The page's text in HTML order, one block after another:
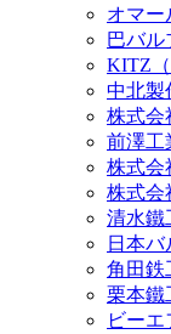
オマー
巴バル
KITZ（
中北製
株式会
前澤工
株式会
株式会
清水鐵
日本
角田鉄
栗本鐵
ビー